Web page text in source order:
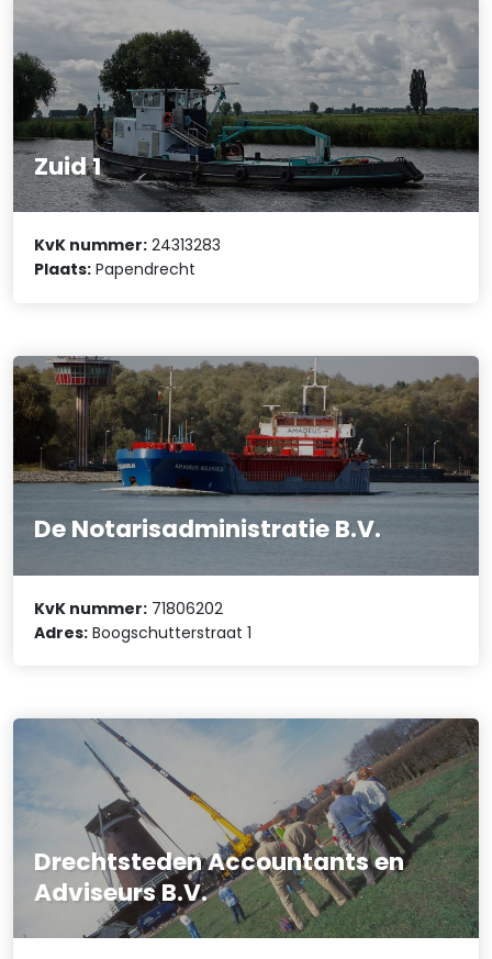
Zuid 1
KvK nummer: 24313283
Plaats: Papendrecht
De Notarisadministratie B.V.
KvK nummer: 71806202
Adres: Boogschutterstraat 1
Drechtsteden Accountants en
Adviseurs B.V.